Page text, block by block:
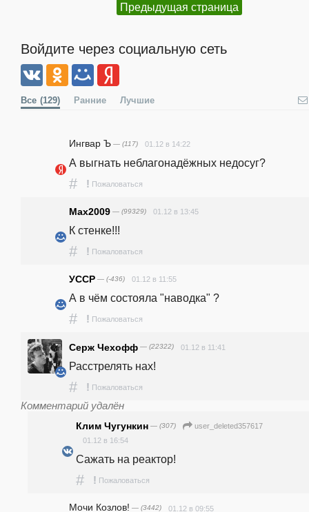
Предыдущая страница
Войдите через социальную сеть
Все (129) Ранние Лучшие
Ингвар Ъ — (117) 01.12 в 14:22
А выгнать неблагонадёжных недосуг?
# ! Пожаловаться
Max2009 — (99329) 01.12 в 13:45
К стенке!!!
# ! Пожаловаться
УССР — (-436) 01.12 в 11:55
А в чём состояла "наводка" ?
# ! Пожаловаться
Серж Чехофф — (22322) 01.12 в 11:41
Расстрелять нах!
# ! Пожаловаться
Комментарий удалён
Клим Чугункин — (307)
user_deleted357617
01.12 в 16:54
Сажать на реактор!
# ! Пожаловаться
Мочи Козлов! — (3442) 01.12 в 09:55